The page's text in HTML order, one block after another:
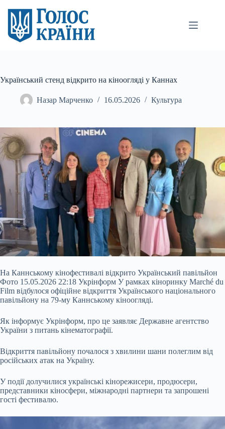
вмісту
Український стенд відкрито на кіноогляді у Каннах
Назар Марченко 16.05.2026 Культура
На Каннському кінофестивалі відкрито Український павільйон
Фото 15.05.2026 22:18 Укрінформ У рамках кіноринку Marché du
Film відбулося офіційне відкриття Українського національного
павільйону на 79-му Каннському кіноогляді.
Як інформує Укрінформ, про це заявляє Державне агентство
України з питань кінематографії.
Відкриття павільйону почалося з хвилини шани полеглим від
російських атак на Україну.
У події долучилися українські кінорежисери, продюсери,
представники кіносфери, міжнародні партнери та запрошені
гості фестивалю.